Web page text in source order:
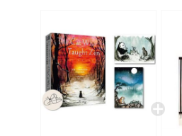
期罹患躁鬱症、人生瞬間跌入谷底
樂觀，還曾經在TEDx Talks發表演
此之外，書中也包含了現代人普遍
壓力、社群恐慌症等等，提供了不
反思自己的日常生活，進而讓自己
色插圖也是本書一大亮點。藉由作